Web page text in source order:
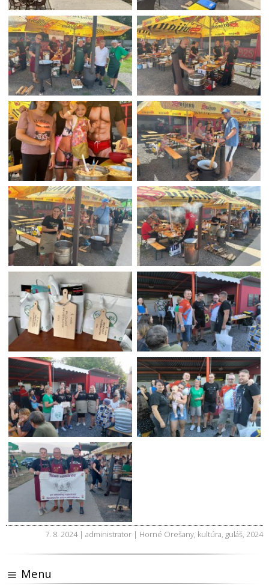
7. 8. 2024 | administrator | Horné Orešany, kultúra, guláš, 2024
Menu